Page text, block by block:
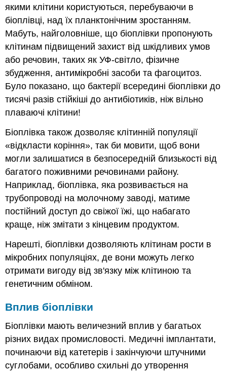
якими клітини користуються, перебуваючи в
біоплівці, над їх планктонічним зростанням.
Мабуть, найголовніше, що біоплівки пропонують
клітинам підвищений захист від шкідливих умов
або речовин, таких як УФ-світло, фізичне
збудження, антимікробні засоби та фагоцитоз.
Було показано, що бактерії всередині біоплівки до
тисячі разів стійкіші до антибіотиків, ніж вільно
плаваючі клітини!
Біоплівка також дозволяє клітинній популяції
«відкласти коріння», так би мовити, щоб вони
могли залишатися в безпосередній близькості від
багатого поживними речовинами району.
Наприклад, біоплівка, яка розвивається на
трубопроводі на молочному заводі, матиме
постійний доступ до свіжої їжі, що набагато
краще, ніж змітати з кінцевим продуктом.
Нарешті, біоплівки дозволяють клітинам рости в
мікробних популяціях, де вони можуть легко
отримати вигоду від зв'язку між клітиною та
генетичним обміном.
Вплив біоплівки
Біоплівки мають величезний вплив у багатьох
різних видах промисловості. Медичні імплантати,
починаючи від катетерів і закінчуючи штучними
суглобами, особливо схильні до утворення